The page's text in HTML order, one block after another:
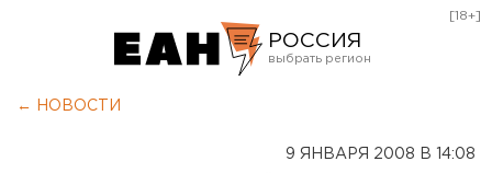
РОССИЯ
[18+]
← НОВОСТИ
9 ЯНВАРЯ 2008 В 14:08